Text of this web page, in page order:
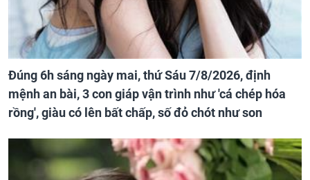
Đúng 6h sáng ngày mai, thứ Sáu 7/8/2026, định
mệnh an bài, 3 con giáp vận trình như 'cá chép hóa
rồng', giàu có lên bất chấp, số đỏ chót như son